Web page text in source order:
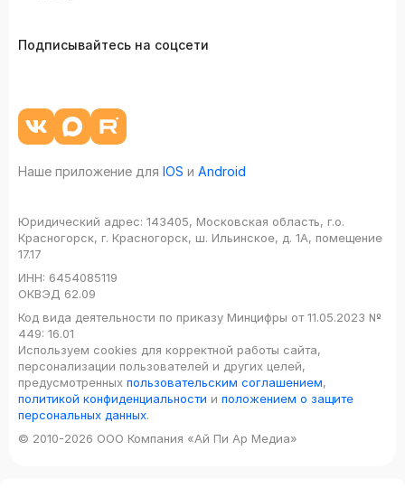
Подписывайтесь на соцсети
Наше приложение для IOS и Android
Юридический адрес: 143405, Московская область, г.о.
Красногорск, г. Красногорск, ш. Ильинское, д. 1А, помещение
17.17
ИНН: 6454085119
ОКВЭД 62.09
Код вида деятельности по приказу Минцифры от 11.05.2023 №
449: 16.01
Используем cookies для корректной работы сайта,
персонализации пользователей и других целей,
предусмотренных пользовательским соглашением,
политикой конфиденциальности и положением о защите
персональных данных.
© 2010-2026 ООО Компания «Ай Пи Ар Медиа»